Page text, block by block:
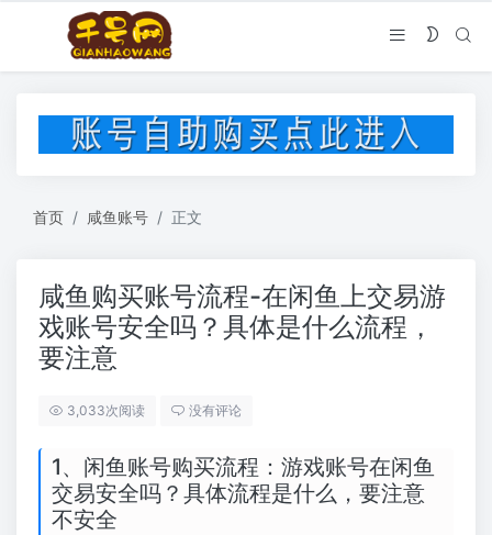
首页 咸鱼账号 正文
咸鱼购买账号流程-在闲鱼上交易游
戏账号安全吗？具体是什么流程，
要注意
3,033次阅读 没有评论
1、闲鱼账号购买流程：游戏账号在闲鱼
交易安全吗？具体流程是什么，要注意
不安全